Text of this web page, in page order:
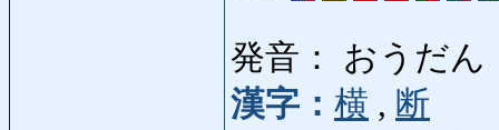
発音： おうだん
漢字： 横 , 断